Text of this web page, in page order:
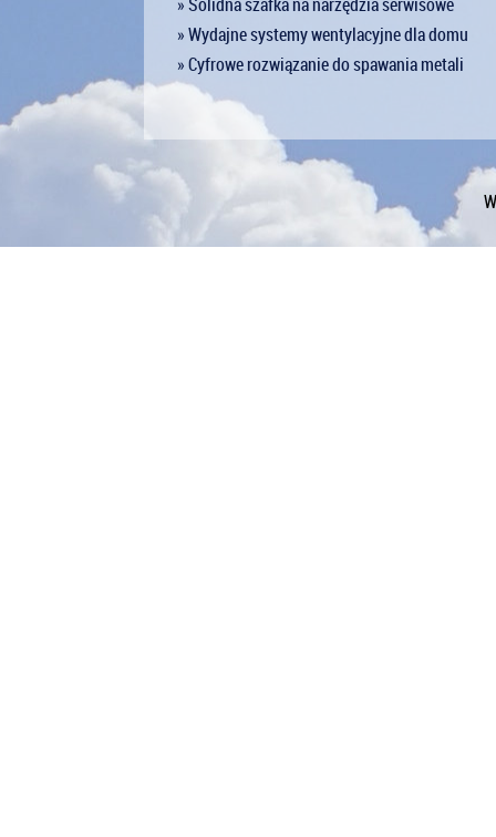
» Wydajne systemy wentylacyjne dla domu
» Cyfrowe rozwiązanie do spawania metali